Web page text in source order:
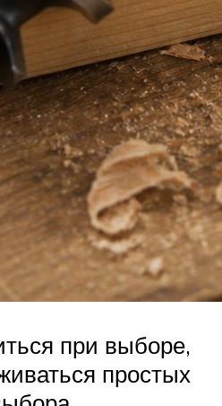
при выборе,
простых